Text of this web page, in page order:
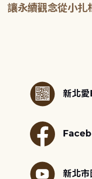
新北
新北